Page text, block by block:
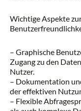
Wichtige Aspekte
– Graphische
Zugang zu den
Nutzer.
– Dokumentation
der effektiven
– Flexible